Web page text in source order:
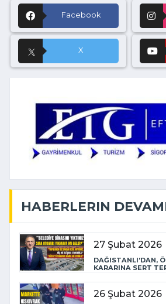
Facebook
X
HABERLERIN
27 Şubat 2026
DAĞISTANLI’DAN,
KARARINA SERT
26 Şubat 2026